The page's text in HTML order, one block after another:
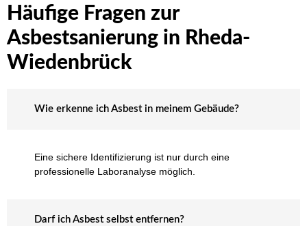
Häufige Fragen zur
Asbestsanierung in Rheda-
Wiedenbrück
Wie erkenne ich Asbest in meinem Gebäude?
Eine sichere Identifizierung ist nur durch eine
professionelle Laboranalyse möglich.
Darf ich Asbest selbst entfernen?